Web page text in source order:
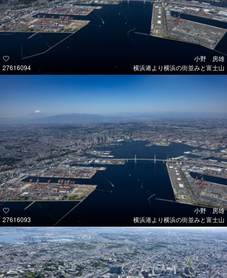
27616094
小野 房雄
横浜港より横浜の街並みと富士山
27616093
小野 房雄
横浜港より横浜の街並みと富士山